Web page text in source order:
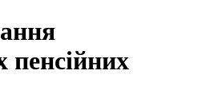
пенсійних